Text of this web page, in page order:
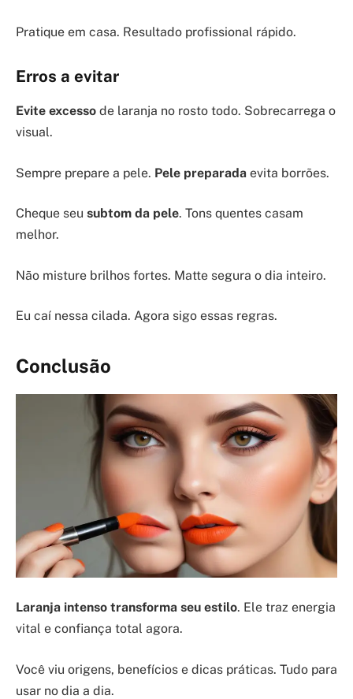
Pratique em casa. Resultado profissional rápido.
Erros a evitar
Evite excesso de laranja no rosto todo. Sobrecarrega o
visual.
Sempre prepare a pele. Pele preparada evita borrões.
Cheque seu subtom da pele. Tons quentes casam
melhor.
Não misture brilhos fortes. Matte segura o dia inteiro.
Eu caí nessa cilada. Agora sigo essas regras.
Conclusão
Laranja intenso transforma seu estilo. Ele traz energia
vital e confiança total agora.
Você viu origens, benefícios e dicas práticas. Tudo para
usar no dia a dia.